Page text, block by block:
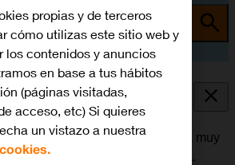
o tema
dura poco tiempo
gastar mucha batería y esta dura muy
causas posibles al problema.
propias y de terceros
cómo utilizas este sitio web y
los contenidos y anuncios
en base a tus hábitos
(páginas visitadas,
acceso, etc) Si quieres
un vistazo a nuestra